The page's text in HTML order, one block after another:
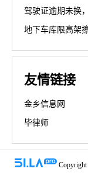
驾驶证逾期未换
友情链接
金乡信息网
毕律师
Copyright